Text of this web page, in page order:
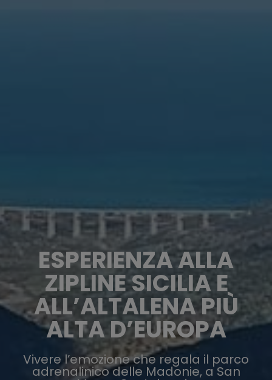
ESPERIENZA ALLA
ZIPLINE SICILIA E
ALL’ALTALENA PIÙ
ALTA D’EUROPA
Vivere l’emozione che regala il parco
adrenalinico delle Madonie, a San